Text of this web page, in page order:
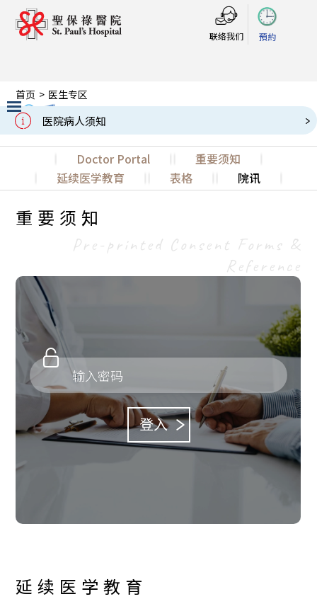
联络我们 預約
戒备应变级别
Slide 3 of 3.
首页 > 医生专区
医生专区
Doctor Portal
重要须知
延续医学教育
表格 院讯
重要须知
Pre-printed Consent Forms &
Reference
登入
延续医学教育